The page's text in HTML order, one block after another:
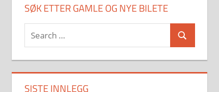
SØK ETTER GAMLE OG NYE BILETE
Search
for:
Search
SISTE INNLEGG